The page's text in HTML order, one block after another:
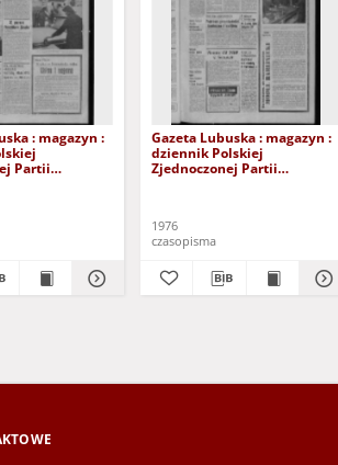
: magazyn :
Partii
Gazeta Lubuska : magazyn :
dziennik Polskiej
Zjednoczonej Partii
1976
czasopisma